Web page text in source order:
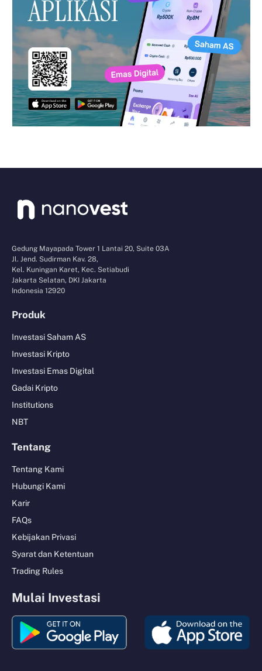
Gedung Mayapada Tower 1 Lantai 20, Suite 03A
Jl. Jend. Sudirman Kav. 28,
Kel. Kuningan Karet, Kec. Setiabudi
Jakarta Selatan, DKI Jakarta
Indonesia 12920
Produk
Investasi Saham AS
Investasi Kripto
Investasi Emas Digital
Gadai Kripto
Institutions
NBT
Tentang
Tentang Kami
Hubungi Kami
Karir
FAQs
Kebijakan Privasi
Syarat dan Ketentuan
Trading Rules
Mulai Investasi